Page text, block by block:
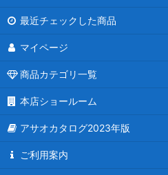
最近チェックした商品
マイページ
商品カテゴリ一覧
本店ショールーム
アサオカタログ2023年版
ご利用案内